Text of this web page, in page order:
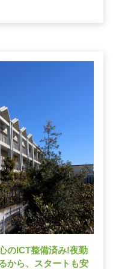
のICT整備済み!夜勤
から、スタートも安